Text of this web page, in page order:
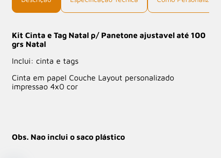
Kit Cinta e Tag Natal p/ Panetone ajustavel até 100
grs Natal
Inclui: cinta e tags
Cinta em papel Couche Layout personalizado
impressao 4x0 cor
Obs. Nao inclui o saco plástico